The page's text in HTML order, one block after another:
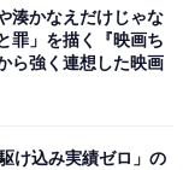
湊かなえだけじゃな
罪」を描く『映画ち
ら強く連想した映画
け込み実績ゼロ」の